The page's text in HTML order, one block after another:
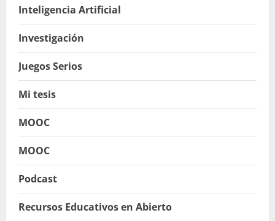
Inteligencia Artificial
Investigación
Juegos Serios
Mi tesis
MOOC
MOOC
Podcast
Recursos Educativos en Abierto